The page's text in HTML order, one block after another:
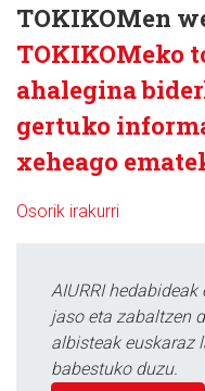
TOKIKOMen
TOKIKOMeko
ahalegina
gertuko
xeheago
Osorik irakurri
AIURRI
jaso eta zabaltzen
albisteak euskaraz
babestuko duzu.